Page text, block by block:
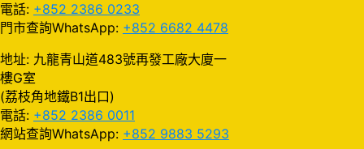
電話: +852 2386 0233
門市查詢WhatsApp: +852 6682 4478
地址: 九龍青山道483號再發工廠大廈一
樓G室
(荔枝角地鐵B1出口)
電話: +852 2386 0011
網站查詢WhatsApp: +852 9883 5293